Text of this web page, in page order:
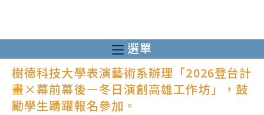
至
主
要
容
選單
樹德科技大學表演藝術系辦理「2026登台計
畫×幕前幕後—冬日演創高雄工作坊」，鼓
勵學生踴躍報名參加。